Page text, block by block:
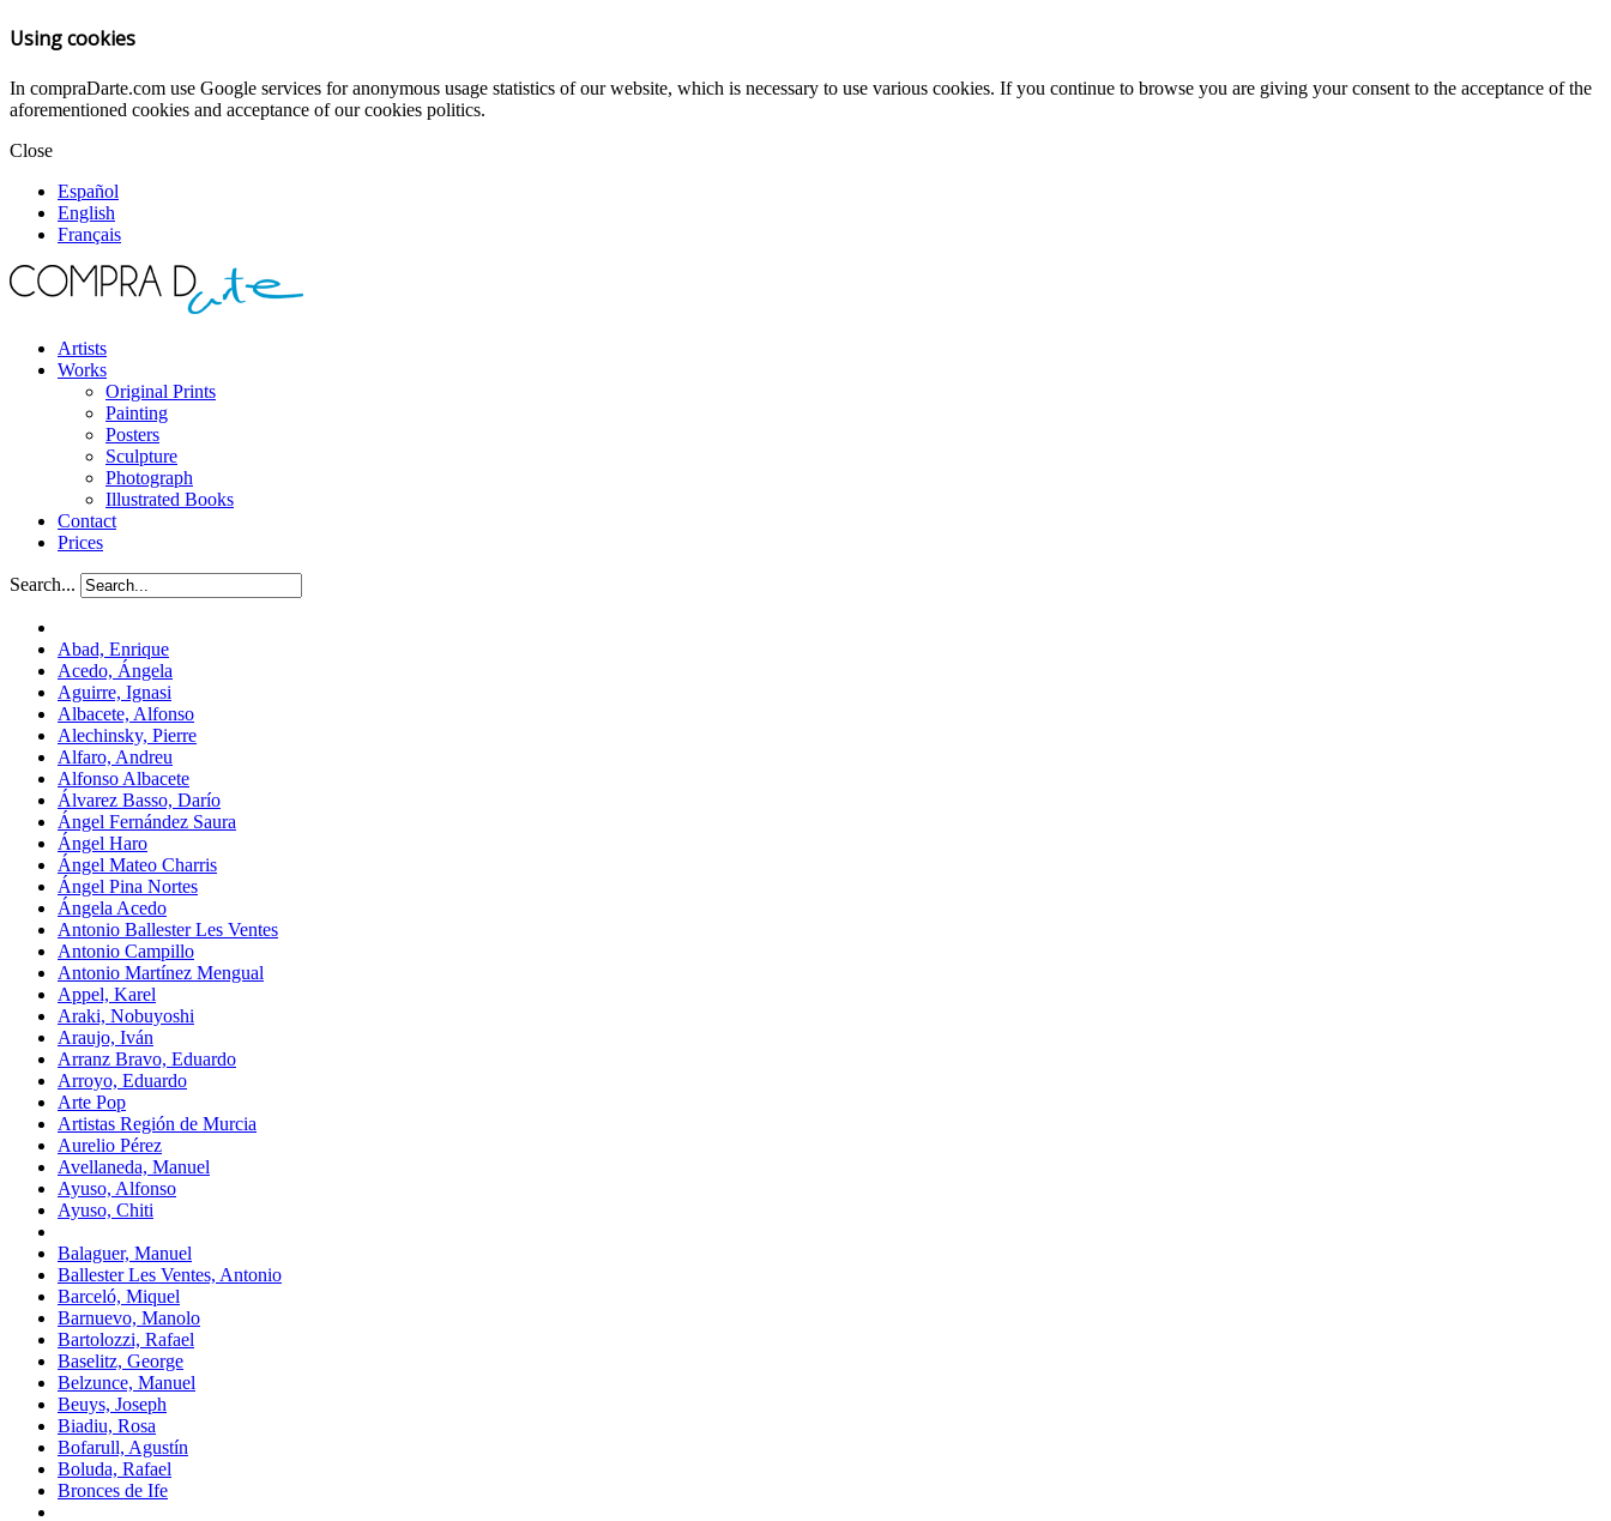
Using cookies
In compraDarte.com use Google services for anonymous usage statistics of our website, which is necessary to use various cookies. If you continue to browse you are giving your consent to the acceptance of the
aforementioned cookies and acceptance of our cookies politics.
Close
Español
English
Français
Artists
Works
Original Prints
Painting
Posters
Sculpture
Photograph
Illustrated Books
Contact
Prices
Search...
Abad, Enrique
Acedo, Ángela
Aguirre, Ignasi
Albacete, Alfonso
Alechinsky, Pierre
Alfaro, Andreu
Alfonso Albacete
Álvarez Basso, Darío
Ángel Fernández Saura
Ángel Haro
Ángel Mateo Charris
Ángel Pina Nortes
Ángela Acedo
Antonio Ballester Les Ventes
Antonio Campillo
Antonio Martínez Mengual
Appel, Karel
Araki, Nobuyoshi
Araujo, Iván
Arranz Bravo, Eduardo
Arroyo, Eduardo
Arte Pop
Artistas Región de Murcia
Aurelio Pérez
Avellaneda, Manuel
Ayuso, Alfonso
Ayuso, Chiti
Balaguer, Manuel
Ballester Les Ventes, Antonio
Barceló, Miquel
Barnuevo, Manolo
Bartolozzi, Rafael
Baselitz, George
Belzunce, Manuel
Beuys, Joseph
Biadiu, Rosa
Bofarull, Agustín
Boluda, Rafael
Bronces de Ife